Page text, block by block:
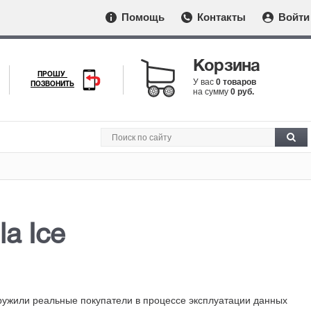
Помощь Контакты Войти
ПРОШУ
ПОЗВОНИТЬ
Корзина
У вас 0 товаров
на сумму 0 руб.
Ice
реальные покупатели в процессе эксплуатации данных